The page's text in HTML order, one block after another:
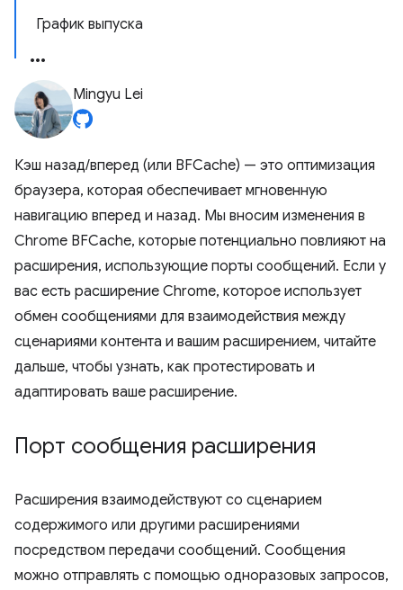
График выпуска
Mingyu Lei
Кэш назад/вперед (или BFCache) — это оптимизация
браузера, которая обеспечивает мгновенную
навигацию вперед и назад. Мы вносим изменения в
Chrome BFCache, которые потенциально повлияют на
расширения, использующие порты сообщений. Если у
вас есть расширение Chrome, которое использует
обмен сообщениями для взаимодействия между
сценариями контента и вашим расширением, читайте
дальше, чтобы узнать, как протестировать и
адаптировать ваше расширение.
Порт сообщения расширения
Расширения взаимодействуют со сценарием
содержимого или другими расширениями
посредством передачи сообщений. Сообщения
можно отправлять с помощью одноразовых запросов,